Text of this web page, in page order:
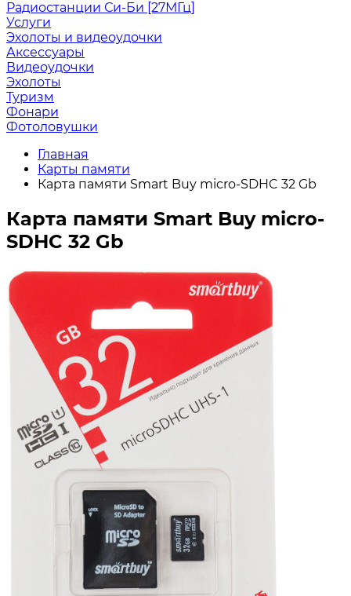
Радиостанции Си-Би [27МГц]
Услуги
Эхолоты и видеоудочки
Аксессуары
Видеоудочки
Эхолоты
Туризм
Фонари
Фотоловушки
Главная
Карты памяти
Карта памяти Smart Buy micro-SDHC 32 Gb
Карта памяти Smart Buy micro-
SDHC 32 Gb